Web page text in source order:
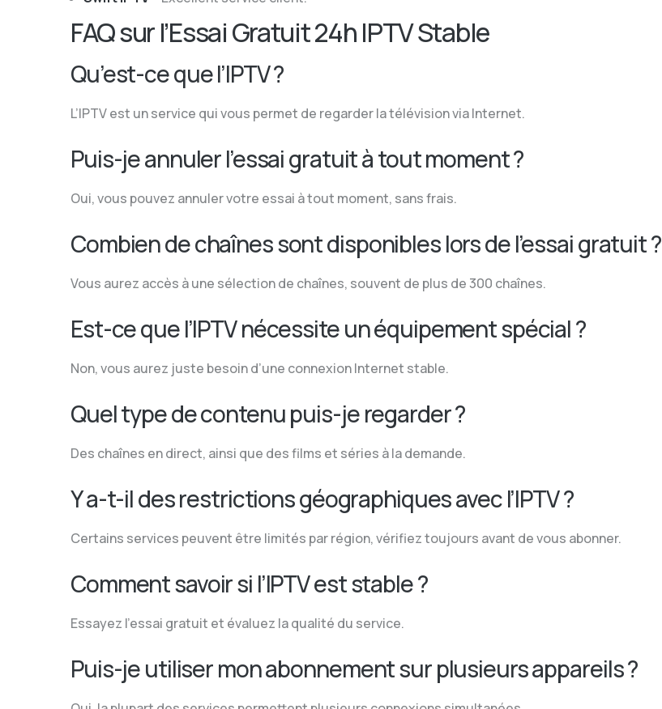
FAQ sur l’Essai Gratuit 24h IPTV Stable
Qu’est-ce que l’IPTV ?
L’IPTV est un service qui vous permet de regarder la télévision via Internet.
Puis-je annuler l’essai gratuit à tout moment ?
Oui, vous pouvez annuler votre essai à tout moment, sans frais.
Combien de chaînes sont disponibles lors de l’essai gratuit ?
Vous aurez accès à une sélection de chaînes, souvent de plus de 300 chaînes.
Est-ce que l’IPTV nécessite un équipement spécial ?
Non, vous aurez juste besoin d’une connexion Internet stable.
Quel type de contenu puis-je regarder ?
Des chaînes en direct, ainsi que des films et séries à la demande.
Y a-t-il des restrictions géographiques avec l’IPTV ?
Certains services peuvent être limités par région, vérifiez toujours avant de vous abonner.
Comment savoir si l’IPTV est stable ?
Essayez l’essai gratuit et évaluez la qualité du service.
Puis-je utiliser mon abonnement sur plusieurs appareils ?